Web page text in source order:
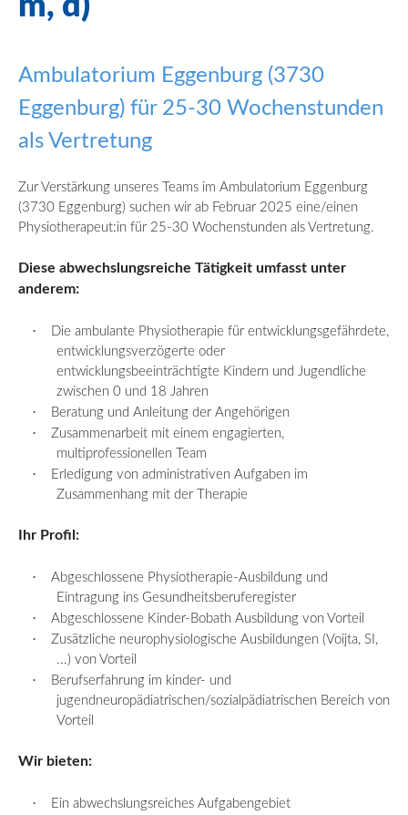
Ambulatorium Eggenburg (3730
Eggenburg) für 25-30 Wochenstunden
als Vertretung
Zur Verstärkung unseres Teams im Ambulatorium Eggenburg
(3730 Eggenburg) suchen wir ab Februar 2025 eine/einen
Physiotherapeut:in für 25-30 Wochenstunden als Vertretung.
Diese abwechslungsreiche Tätigkeit umfasst unter
anderem:
·
Die ambulante Physiotherapie für entwicklungsgefährdete,
entwicklungsverzögerte oder
entwicklungsbeeinträchtigte Kindern und Jugendliche
zwischen 0 und 18 Jahren
· Beratung und Anleitung der Angehörigen
·
Zusammenarbeit mit einem engagierten,
multiprofessionellen Team
·
Erledigung von administrativen Aufgaben im
Zusammenhang mit der Therapie
Ihr Profil:
·
Abgeschlossene Physiotherapie-Ausbildung und
Eintragung ins Gesundheitsberuferegister
· Abgeschlossene Kinder-Bobath Ausbildung von Vorteil
· Zusätzliche neurophysiologische Ausbildungen (Voijta, SI,
...) von Vorteil
·
Berufserfahrung im kinder- und
jugendneuropädiatrischen/sozialpädiatrischen Bereich von
Vorteil
Wir bieten:
· Ein abwechslungsreiches Aufgabengebiet